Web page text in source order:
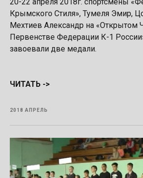
20-22 апреля 2018г. спортсмены
Крымского Стиля», Тумеля Эмир,
Мехтиев Александр на «Открытом
Первенстве Федерации К-1
завоевали две медали.
ЧИТАТЬ ->
2018 АПРЕЛЬ